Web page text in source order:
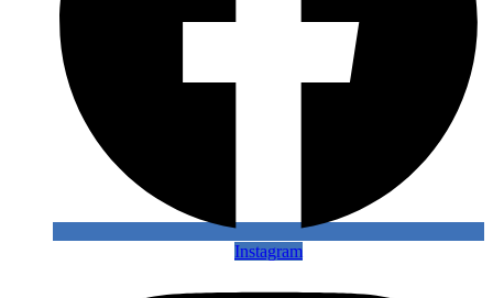
Instagram